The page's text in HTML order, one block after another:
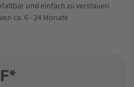
und einfach zu verstauen
ca. 6 - 24 Monate